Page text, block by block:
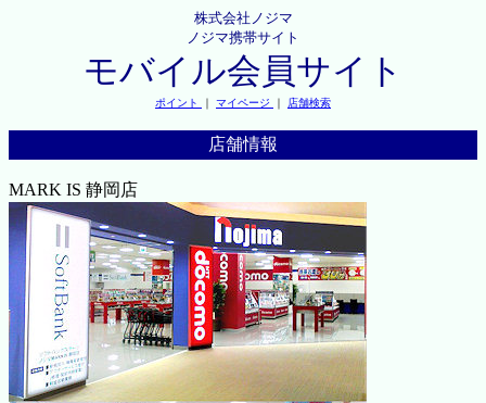
株式会社ノジマ
ノジマ携帯サイト
モバイル会員サイト
ポイント ｜ マイページ ｜ 店舗検索
店舗情報
MARK IS 静岡店